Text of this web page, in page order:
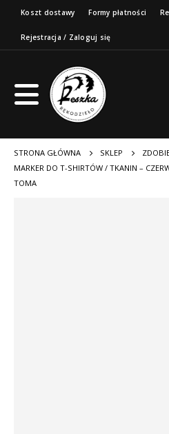
Koszt dostawy Formy płatności
Rejestracja / Zaloguj się
STRONA GŁÓWNA SKLEP
MARKER DO T-SHIRTÓW / TKANIN –
TOMA